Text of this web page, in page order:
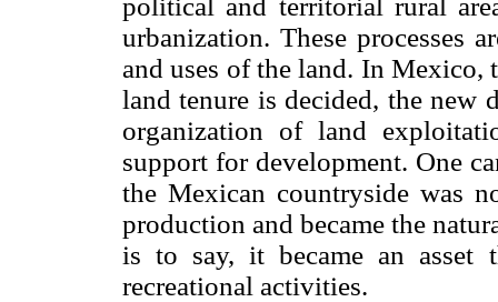
urbanization. These processes
and uses of the land. In Mexico,
land tenure is decided, the new
organization of land
support for development. One
the Mexican countryside was
production and became the
is to say, it became an asset
recreational activities.